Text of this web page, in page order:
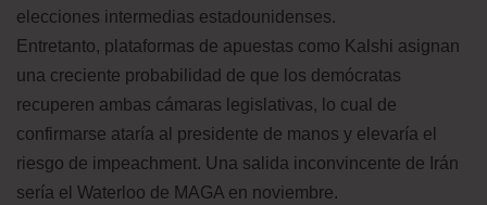
elecciones intermedias estadounidenses.
Entretanto, plataformas de apuestas como Kalshi asignan
una creciente probabilidad de que los demócratas
recuperen ambas cámaras legislativas, lo cual de
confirmarse ataría al presidente de manos y elevaría el
riesgo de impeachment. Una salida inconvincente de Irán
sería el Waterloo de MAGA en noviembre.